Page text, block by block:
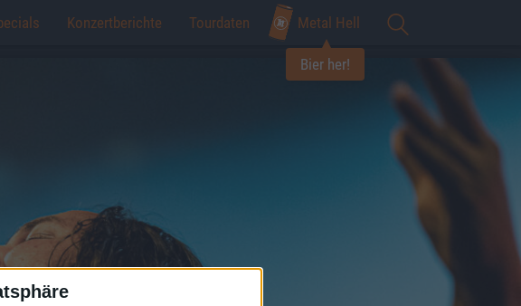
Konzertberichte Tourdaten Metal Hell
Bier her!